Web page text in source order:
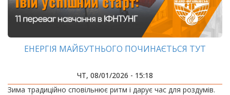
ЕНЕРГІЯ МАЙБУТНЬОГО ПОЧИНАЄТЬСЯ ТУТ
ЧТ, 08/01/2026 - 15:18
Зима традиційно сповільнює ритм і дарує час для роздумів.